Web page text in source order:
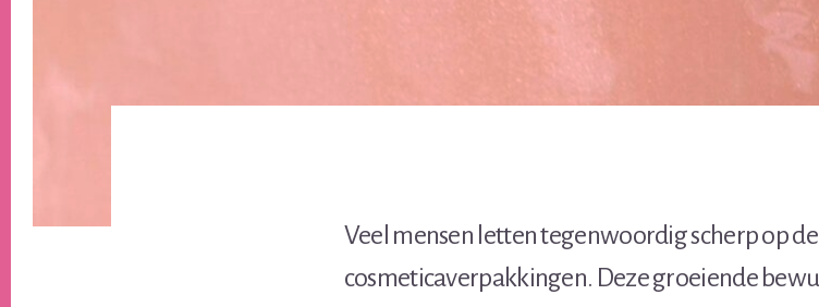
Veel mensen letten tegenwoordig scherp op
cosmeticaverpakkingen. Deze groeiende